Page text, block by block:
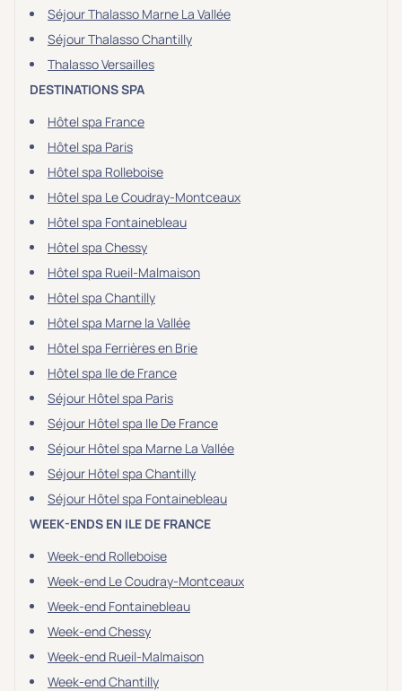
Séjour Thalasso Marne La Vallée
Séjour Thalasso Chantilly
Thalasso Versailles
DESTINATIONS SPA
Hôtel spa France
Hôtel spa Paris
Hôtel spa Rolleboise
Hôtel spa Le Coudray-Montceaux
Hôtel spa Fontainebleau
Hôtel spa Chessy
Hôtel spa Rueil-Malmaison
Hôtel spa Chantilly
Hôtel spa Marne la Vallée
Hôtel spa Ferrières en Brie
Hôtel spa Ile de France
Séjour Hôtel spa Paris
Séjour Hôtel spa Ile De France
Séjour Hôtel spa Marne La Vallée
Séjour Hôtel spa Chantilly
Séjour Hôtel spa Fontainebleau
WEEK-ENDS EN ILE DE FRANCE
Week-end Rolleboise
Week-end Le Coudray-Montceaux
Week-end Fontainebleau
Week-end Chessy
Week-end Rueil-Malmaison
Week-end Chantilly